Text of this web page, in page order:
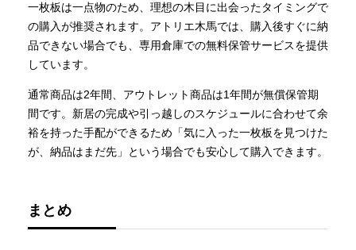
一枚板は一点物のため、理想の木目に出会ったタイミングで
の購入が推奨されます。アトリエ木馬では、購入後すぐに納
品できない場合でも、専用倉庫での無料保管サービスを提供
しています。
通常商品は2年間、アウトレット商品は1年間が無償保管期
間です。新居の完成や引っ越しのスケジュールに合わせて余
裕を持った手配ができるため「気に入った一枚板を見つけた
が、納品はまだ先」という場合でも安心して購入できます。
まとめ